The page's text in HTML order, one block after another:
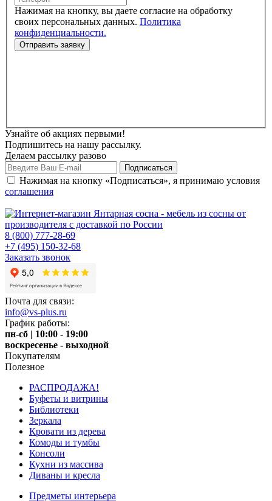
Нажимая на кнопку, вы даете согласие на обработку
своих персональных данных. Политика
конфиденциальности.
Узнайте об акциях первыми!
Подпишитесь на нашу рассылку.
Делаем рассылку разово
Нажимая на кнопку «Подписаться», я принимаю условия
соглашения
8 (800) 777-28-69
+7 (495) 150-32-68
Заказать звонок
Почта для связи:
info@vs-plus.ru
График работы:
пн-сб | 10:00 - 19:00
воскресенье - выходной
Покупателям
Полезное
РАСПРОДАЖА!
Буфеты и витрины
Библиотеки
Зеркала
Кровати из дерева
Комоды и тумбы
Консоли
Кухни из массива
Диваны и кресла
Предметы интерьера